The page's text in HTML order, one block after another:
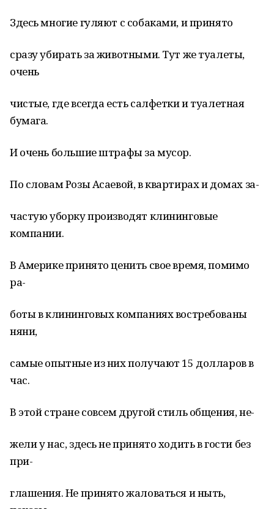
Здесь многие гуляют с собаками, и принято
сразу убирать за животными. Тут же туалеты,
очень
чистые, где всегда есть салфетки и туалетная
бумага.
И очень большие штрафы за мусор.
По словам Розы Асаевой, в квартирах и домах за-
частую уборку производят клининговые
компании.
В Америке принято ценить свое время, помимо
ра-
боты в клининговых компаниях востребованы
няни,
самые опытные из них получают 15 долларов в
час.
В этой стране совсем другой стиль общения, не-
жели у нас, здесь не принято ходить в гости без
при-
глашения. Не принято жаловаться и ныть,